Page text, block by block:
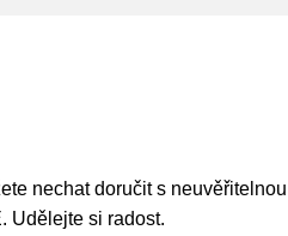
nechat doručit s neuvěřitelnou
Udělejte si radost.